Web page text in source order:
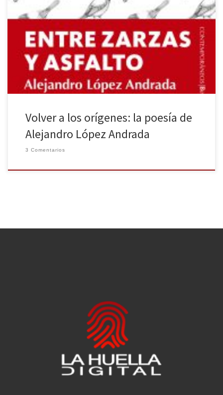
Un libro bien editado siempre se lee con gusto. Es el caso de esta
obra del cordobés Alejandro López Andrada que la editorial
Berenice acaba de publicar en su colección «Contemporáneos».
Entre zarzas y asfalto (diario inverso) es el título de un poemario
en prosa donde el autor realiza un […]
Volver a los orígenes: la poesía de
Alejandro López Andrada
3 Comentarios